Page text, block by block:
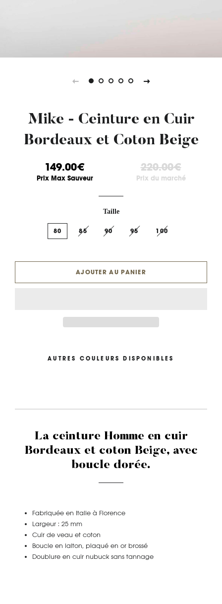
Mike - Ceinture en Cuir
Bordeaux et Coton Beige
149.00€
Prix Max Sauveur
220.00€
Prix du marché
Taille
80 85 90 95 100
AJOUTER AU PANIER
AUTRES COULEURS DISPONIBLES
La ceinture Homme en cuir
Bordeaux et coton Beige, avec
boucle dorée.
Fabriquée en Italie à Florence
Largeur : 25 mm
Cuir de veau et coton
Boucle en laiton, plaqué en or brossé
Doublure en cuir nubuck sans tannage